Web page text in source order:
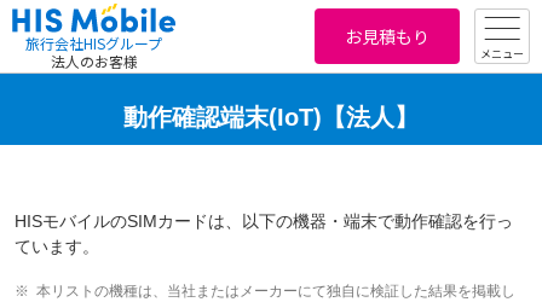
旅行会社HISグループ
法人のお客様
お見積もり
メニュー
動作確認端末(IoT)【法人】
HISモバイルのSIMカードは、以下の機器・端末で動作確認を行っ
ています。
本リストの機種は、当社またはメーカーにて独自に検証した結果を掲載し